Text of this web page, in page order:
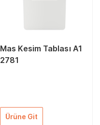
Mas Kesim Tablası A1
2781
Ürüne Git